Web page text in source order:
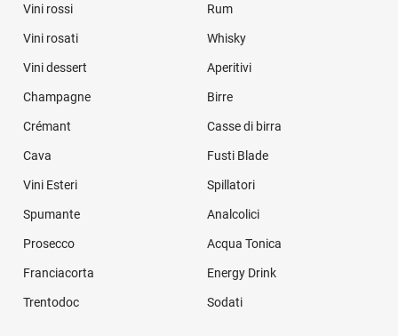
Vini rossi Rum
Vini rosati Whisky
Vini dessert Aperitivi
Champagne Birre
Crémant Casse di birra
Cava Fusti Blade
Vini Esteri Spillatori
Spumante Analcolici
Prosecco Acqua Tonica
Franciacorta Energy Drink
Trentodoc Sodati